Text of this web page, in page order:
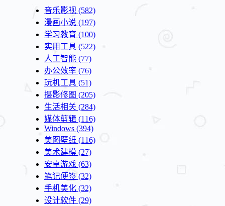
音乐影视 (582)
漫画小说 (197)
学习教育 (100)
实用工具 (522)
人工智能 (77)
办公效率 (76)
玩机工具 (51)
摄影修图 (205)
生活相关 (284)
媒体剪辑 (116)
Windows (394)
美图壁纸 (116)
美术建模 (27)
安卓游戏 (63)
笔记便签 (32)
手机美化 (32)
设计软件 (29)